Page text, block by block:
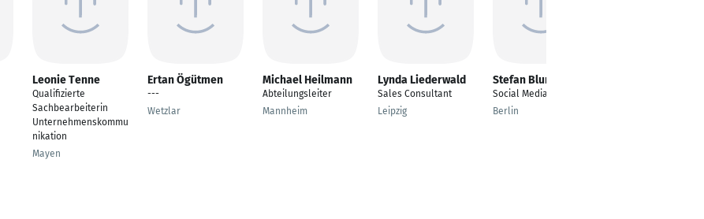
Leonie Tenne
Qualifizierte
Sachbearbeiterin
Unternehmenskommu
nikation
Mayen
Ertan Ögütmen
---
Wetzlar
Michael Heilmann
Abteilungsleiter
Mannheim
Lynda Liederwald
Sales Consultant
Leipzig
Stefan Blumenthal
Social Media Manager
Berlin